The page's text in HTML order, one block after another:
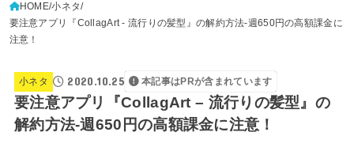
HOME 小ネタ
要注意アプリ『CollagArt - 流行りの髪型』の解約方法-週650円の高額課金に
注意！
小ネタ 2020.10.25 本記事はPRが含まれています
要注意アプリ『CollagArt – 流行りの髪型』の
解約方法-週650円の高額課金に注意！